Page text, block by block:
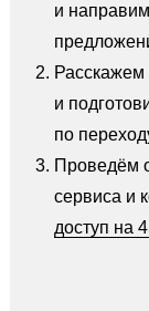
и
Расскажем
и
по
Проведём
сервиса и
доступ на